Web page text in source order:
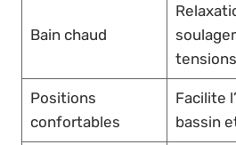
Bain chaud
Positions
confortables
Facilite
bassin